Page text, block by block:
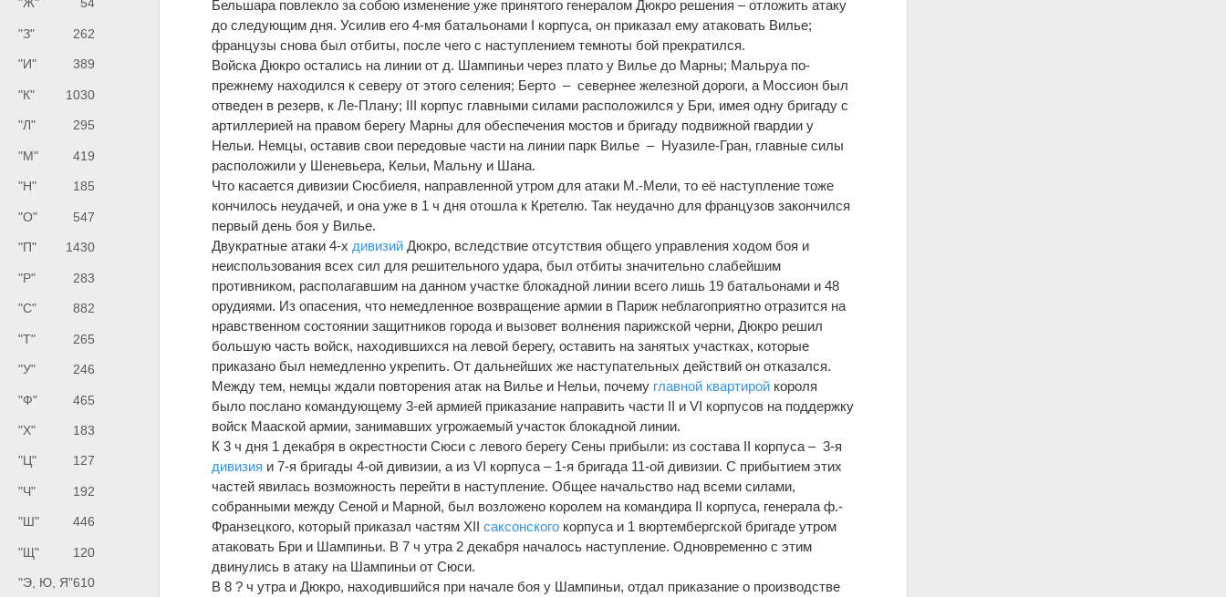
"Ж" 54
"З" 262
"И" 389
"К" 1030
"Л" 295
"М" 419
"Н" 185
"О" 547
"П" 1430
"Р" 283
"С" 882
"Т" 265
"У" 246
"Ф" 465
"Х" 183
"Ц" 127
"Ч" 192
"Ш" 446
"Щ" 120
"Э, Ю, Я"610
Бельшара повлекло за собою изменение уже принятого генералом Дюкро решения – отложить атаку
до следующим дня. Усилив его 4-мя батальонами I корпуса, он приказал ему атаковать Вилье;
французы снова был отбиты, после чего с наступлением темноты бой прекратился.
Войска Дюкро остались на линии от д. Шампиньи через плато у Вилье до Марны; Мальруа по-
прежнему находился к северу от этого селения; Берто – севернее железной дороги, а Моссион был
отведен в резерв, к Ле-Плану; III корпус главными силами расположился у Бри, имея одну бригаду с
артиллерией на правом берегу Марны для обеспечения мостов и бригаду подвижной гвардии у
Нельи. Немцы, оставив свои передовые части на линии парк Вилье – Нуазиле-Гран, главные силы
расположили у Шеневьера, Кельи, Мальну и Шана.
Что касается дивизии Сюсбиеля, направленной утром для атаки М.-Мели, то её наступление тоже
кончилось неудачей, и она уже в 1 ч дня отошла к Кретелю. Так неудачно для французов закончился
первый день боя у Вилье.
Двукратные атаки 4-х дивизий Дюкро, вследствие отсутствия общего управления ходом боя и
неиспользования всех сил для решительного удара, был отбиты значительно слабейшим
противником, располагавшим на данном участке блокадной линии всего лишь 19 батальонами и 48
орудиями. Из опасения, что немедленное возвращение армии в Париж неблагоприятно отразится на
нравственном состоянии защитников города и вызовет волнения парижской черни, Дюкро решил
большую часть войск, находившихся на левой берегу, оставить на занятых участках, которые
приказано был немедленно укрепить. От дальнейших же наступательных действий он отказался.
Между тем, немцы ждали повторения атак на Вилье и Нельи, почему главной квартирой короля
было послано командующему 3-ей армией приказание направить части II и VI корпусов на поддержку
войск Мааской армии, занимавших угрожаемый участок блокадной линии.
К 3 ч дня 1 декабря в окрестности Сюси с левого берегу Сены прибыли: из состава II корпуса – 3-я
дивизия и 7-я бригады 4-ой дивизии, а из VI корпуса – 1-я бригада 11-ой дивизии. С прибытием этих
частей явилась возможность перейти в наступление. Общее начальство над всеми силами,
собранными между Сеной и Марной, был возложено королем на командира II корпуса, генерала ф.-
Франзецкого, который приказал частям XIIсаксонского корпуса и 1 вюртембергской бригаде утром
атаковать Бри и Шампиньи. В 7 ч утра 2 декабря началось наступление. Одновременно с этим
двинулись в атаку на Шампиньи от Сюси.
В 8 ? ч утра и Дюкро, находившийся при начале боя у Шампиньи, отдал приказание о производстве